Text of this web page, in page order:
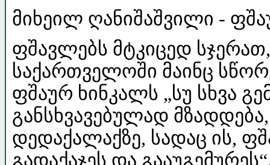
მიხეილ ღანიშაშვილი -
ფშავლებს მტკიცედ
საქართველოში მაინც
ფშაურ ხინკალს „სუ სხვა
განსხვავებულად
დედაქალაქზე, სადაც ის,
გადაქაჯეს და